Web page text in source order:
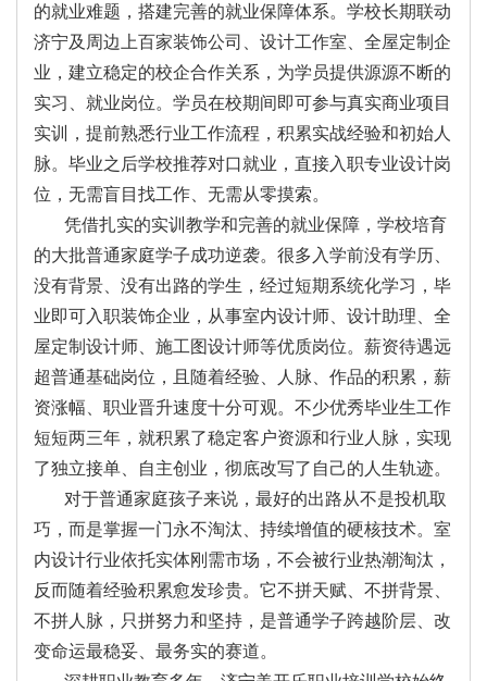
的就业难题，搭建完善的就业保障体系。学校长期联动
济宁及周边上百家装饰公司、设计工作室、全屋定制企
业，建立稳定的校企合作关系，为学员提供源源不断的
实习、就业岗位。学员在校期间即可参与真实商业项目
实训，提前熟悉行业工作流程，积累实战经验和初始人
脉。毕业之后学校推荐对口就业，直接入职专业设计岗
位，无需盲目找工作、无需从零摸索。
凭借扎实的实训教学和完善的就业保障，学校培育
的大批普通家庭学子成功逆袭。很多入学前没有学历、
没有背景、没有出路的学生，经过短期系统化学习，毕
业即可入职装饰企业，从事室内设计师、设计助理、全
屋定制设计师、施工图设计师等优质岗位。薪资待遇远
超普通基础岗位，且随着经验、人脉、作品的积累，薪
资涨幅、职业晋升速度十分可观。不少优秀毕业生工作
短短两三年，就积累了稳定客户资源和行业人脉，实现
了独立接单、自主创业，彻底改写了自己的人生轨迹。
对于普通家庭孩子来说，最好的出路从不是投机取
巧，而是掌握一门永不淘汰、持续增值的硬核技术。室
内设计行业依托实体刚需市场，不会被行业热潮淘汰，
反而随着经验积累愈发珍贵。它不拼天赋、不拼背景、
不拼人脉，只拼努力和坚持，是普通学子跨越阶层、改
变命运最稳妥、最务实的赛道。